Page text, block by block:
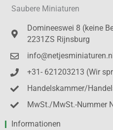
Saubere Miniaturen
Domineeswei 8 (keine
2231ZS Rijnsburg
info@netjesminiaturen.nl
+31- 621203213 (Wir
Handelskammer/
MwSt./MwSt.-Nummer
Informationen